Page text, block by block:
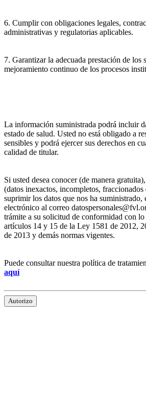
6. Cumplir con obligaciones legales,
administrativas y regulatorias aplicables.
7. Garantizar la adecuada prestación de los
mejoramiento continuo de los procesos
La información suministrada podrá incluir
estado de salud. Usted no está obligado a
sensibles y podrá ejercer sus derechos en
calidad de titular.
Si usted desea conocer (de manera
(datos inexactos, incompletos,
suprimir los datos que nos ha suministrado,
electrónico al correo
trámite a su solicitud de conformidad con
artículos 14 y 15 de la Ley 1581 de 2012,
de 2013 y demás normas vigentes.
Puede consultar nuestra política de
aquí
Autorizo